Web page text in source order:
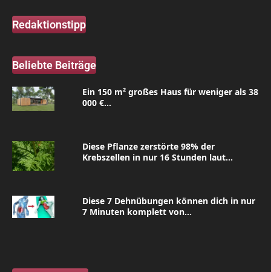
Redaktionstipp
Beliebte Beiträge
Ein 150 m² großes Haus für weniger als 38
000 €...
Diese Pflanze zerstörte 98% der
Krebszellen in nur 16 Stunden laut...
Diese 7 Dehnübungen können dich in nur
7 Minuten komplett von...